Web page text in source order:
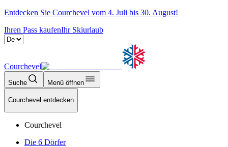
Entdecken Sie Courchevel vom 4. Juli bis 30. August!
Ihren Pass kaufenIhr Skiurlaub
Courchevel
Suche Menü öffnen
Courchevel entdecken
Courchevel
Die 6 Dörfer